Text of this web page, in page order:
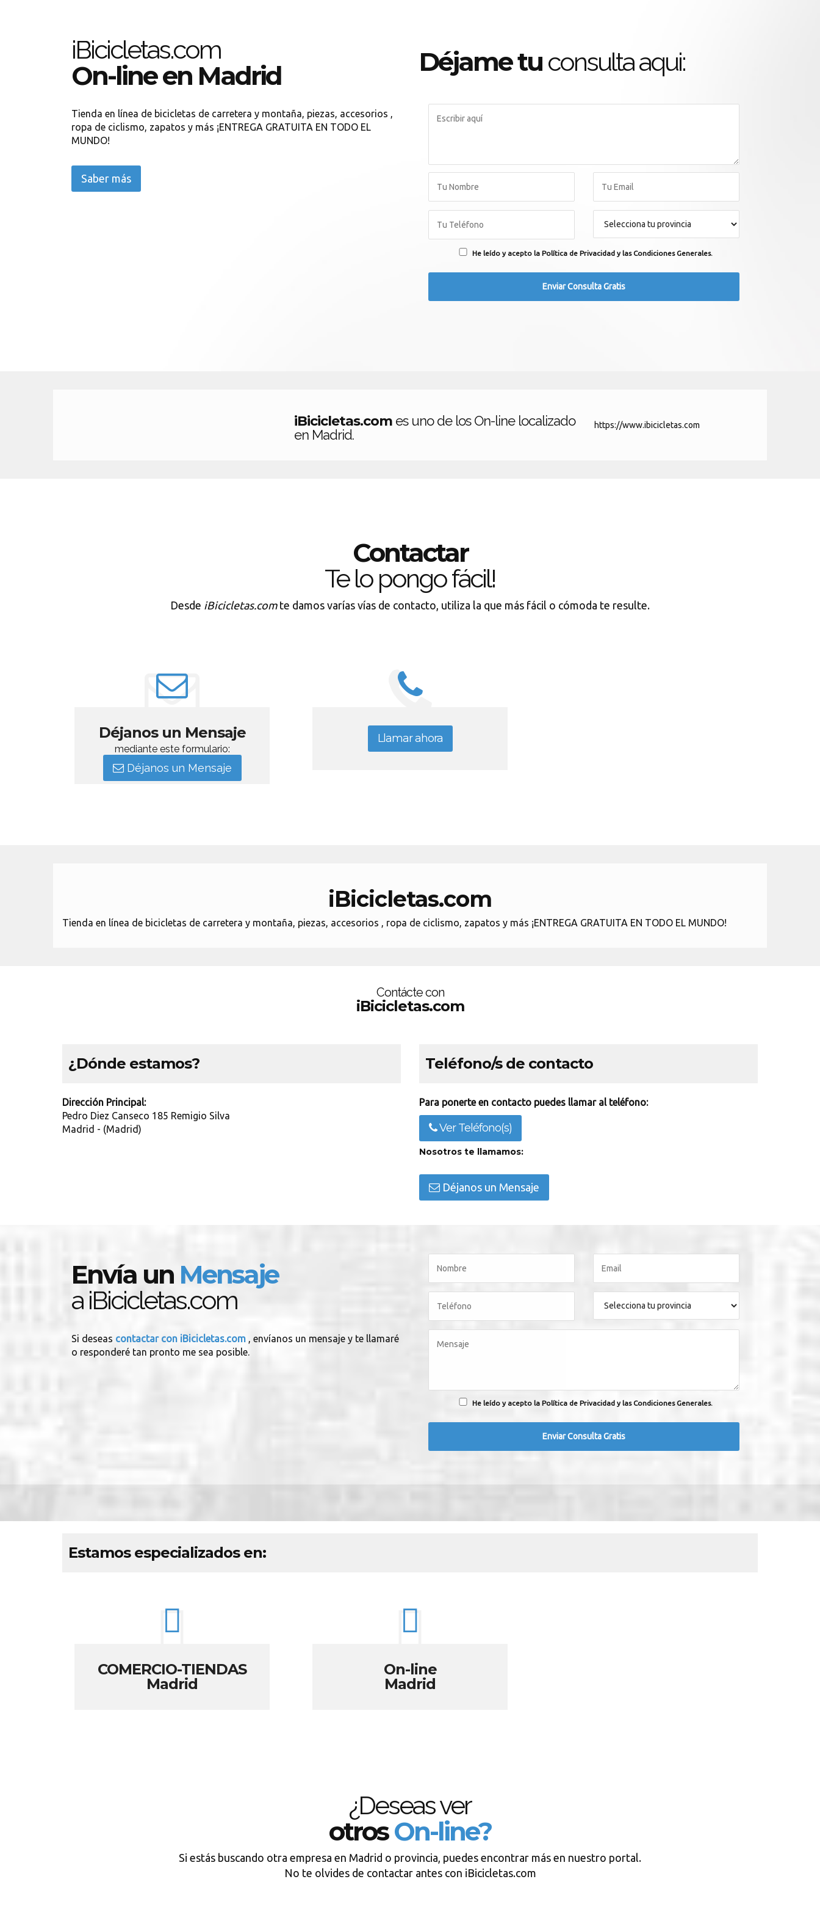
iBicicletas.com
On-line en Madrid
Tienda en línea de bicicletas de carretera y montaña, piezas, accesorios ,
ropa de ciclismo, zapatos y más ¡ENTREGA GRATUITA EN TODO EL
MUNDO!
Saber más
Déjame tu consulta aqui:
He leído y acepto la Política de Privacidad y las Condiciones Generales.
iBicicletas.com es uno de los On-line localizado
en Madrid.
https://www.ibicicletas.com
Contactar
Te lo pongo fácil!
Desde iBicicletas.comte damos varías vías de contacto, utiliza la que más fácil o cómoda te resulte.
Déjanos un Mensaje
mediante este formulario:
Déjanos un Mensaje
Llamar ahora
iBicicletas.com
Tienda en línea de bicicletas de carretera y montaña, piezas, accesorios , ropa de ciclismo, zapatos y más ¡ENTREGA GRATUITA EN TODO EL MUNDO!
Contácte con
iBicicletas.com
¿Dónde estamos?
Dirección Principal:
Pedro Diez Canseco 185 Remigio Silva
Madrid - (Madrid)
Teléfono/s de contacto
Para ponerte en contacto puedes llamar al teléfono:
Ver Teléfono(s)
Nosotros te llamamos:
Déjanos un Mensaje
Envía un Mensaje
a iBicicletas.com
Si deseas contactar con iBicicletas.com , envíanos un mensaje y te llamaré
o responderé tan pronto me sea posible.
He leído y acepto la Política de Privacidad y las Condiciones Generales.
Estamos especializados en:
COMERCIO-TIENDAS
Madrid
On-line
Madrid
¿Deseas ver
otrosOn-line?
Si estás buscando otra empresa en Madrid o provincia, puedes encontrar más en nuestro portal.
No te olvides de contactar antes con iBicicletas.com